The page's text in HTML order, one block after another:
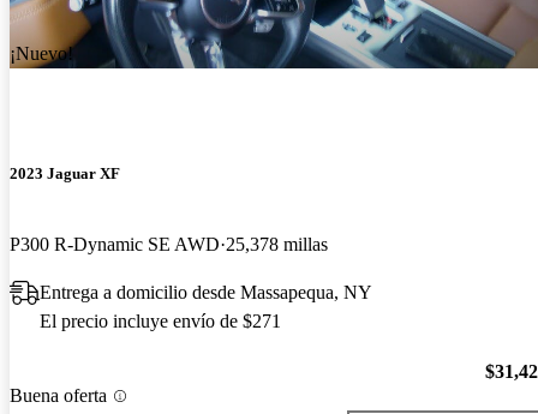
¡Nuevo!
2023 Jaguar XF
P300 R-Dynamic SE AWD 25,378 millas
Entrega a domicilio desde Massapequa, NY
El precio incluye envío de $271
Buena oferta